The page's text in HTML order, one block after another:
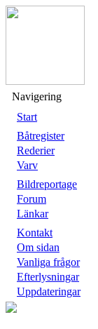
Navigering
Start
Båtregister
Rederier
Varv
Bildreportage
Forum
Länkar
Kontakt
Om sidan
Vanliga frågor
Efterlysningar
Uppdateringar